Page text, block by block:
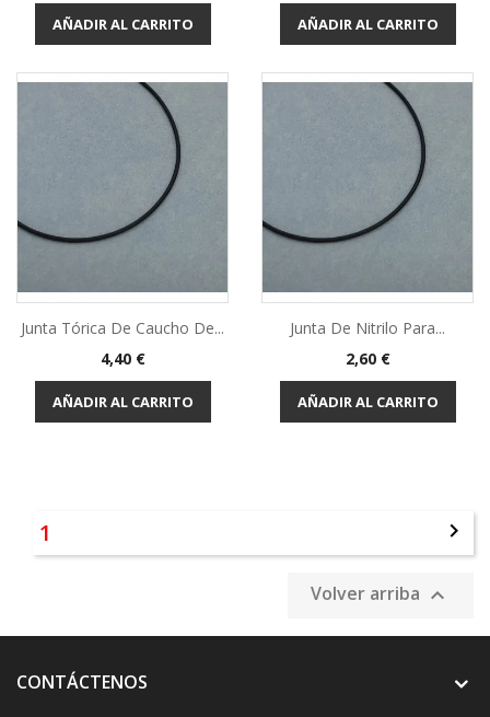
AÑADIR AL CARRITO AÑADIR AL CARRITO
Junta Tórica De Caucho De...
Precio
4,40 €
AÑADIR AL CARRITO
Junta De Nitrilo Para...
Precio
2,60 €
AÑADIR AL CARRITO
1 
Volver arriba 
CONTÁCTENOS